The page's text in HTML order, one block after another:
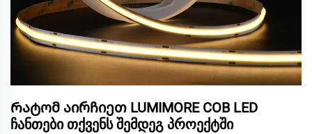
Რატომ აირჩიეთ LUMIMORE COB LED
ჩანთები თქვენს შემდეგ პროექტში